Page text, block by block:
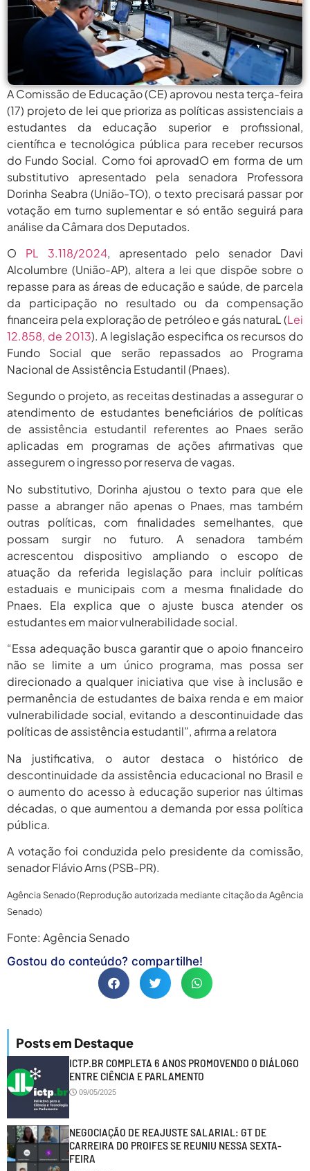
PROIFES Celebra Os 58 Anos Da
APUB...
agosto 6,
2026
MEC Autoriza 937 Novos Cargos Em
Institutos Federais...
agosto 6,
2026
Balanço Da 78ª SBPC: Na Primeira
Participação, PROIFES...
agosto
6, 2026
6 De Agosto: Dia Nacional Dos
Profissionais De...
agosto 6,
2026
PROIFES Celebra Os 58 Anos Da
APUB...
agosto 6,
MEC Autoriza 937 Novos Cargos Em
Institutos Federais...
agosto 6,
Balanço Da 78ª SBPC: Na Primeira
Participação, PROIFES...
agosto
6, 2026
6 De Agosto: Dia Nacional Dos
Profissionais De...
2026
PROIFES Celebra Os 58 Anos Da
agosto 6,
2026
2026
A Comissão de Educação (CE) aprovou nesta terça-feira
(17) projeto de lei que prioriza as políticas assistenciais a
estudantes da educação superior e profissional,
científica e tecnológica pública para receber recursos
do Fundo Social. Como foi aprovadO em forma de um
substitutivo apresentado pela senadora Professora
Dorinha Seabra (União-TO), o texto precisará passar por
votação em turno suplementar e só então seguirá para
análise da Câmara dos Deputados.
O PL 3.118/2024, apresentado pelo senador Davi
Alcolumbre (União-AP), altera a lei que dispõe sobre o
repasse para as áreas de educação e saúde, de parcela
da participação no resultado ou da compensação
financeira pela exploração de petróleo e gás naturaL (Lei
12.858, de 2013). A legislação especifica os recursos do
Fundo Social que serão repassados ao Programa
Nacional de Assistência Estudantil (Pnaes).
Segundo o projeto, as receitas destinadas a assegurar o
atendimento de estudantes beneficiários de políticas
de assistência estudantil referentes ao Pnaes serão
aplicadas em programas de ações afirmativas que
assegurem o ingresso por reserva de vagas.
No substitutivo, Dorinha ajustou o texto para que ele
passe a abranger não apenas o Pnaes, mas também
outras políticas, com finalidades semelhantes, que
possam surgir no futuro. A senadora também
acrescentou dispositivo ampliando o escopo de
atuação da referida legislação para incluir políticas
estaduais e municipais com a mesma finalidade do
Pnaes. Ela explica que o ajuste busca atender os
estudantes em maior vulnerabilidade social.
“Essa adequação busca garantir que o apoio financeiro
não se limite a um único programa, mas possa ser
direcionado a qualquer iniciativa que vise à inclusão e
permanência de estudantes de baixa renda e em maior
vulnerabilidade social, evitando a descontinuidade das
políticas de assistência estudantil”, afirma a relatora
Na justificativa, o autor destaca o histórico de
descontinuidade da assistência educacional no Brasil e
o aumento do acesso à educação superior nas últimas
décadas, o que aumentou a demanda por essa política
pública.
A votação foi conduzida pelo presidente da comissão,
senador Flávio Arns (PSB-PR).
Agência Senado (Reprodução autorizada mediante citação da Agência
Senado)
Fonte: Agência Senado
Gostou do conteúdo? compartilhe!
Posts em Destaque
ICTP.BR COMPLETA 6 ANOS PROMOVENDO O DIÁLOGO
ENTRE CIÊNCIA E PARLAMENTO
09/05/2025
NEGOCIAÇÃO DE REAJUSTE SALARIAL: GT DE
CARREIRA DO PROIFES SE REUNIU NESSA SEXTA-
FEIRA